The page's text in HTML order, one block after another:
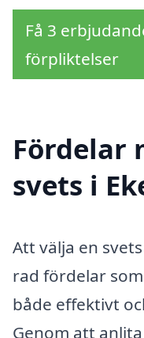
Få 3
förpliktelser
Fördelar
svets i
Att välja en
rad fördelar
både effektivt
Genom att